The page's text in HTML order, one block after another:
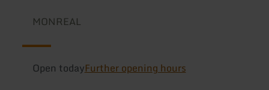
MONREAL
Open todayFurther opening hours